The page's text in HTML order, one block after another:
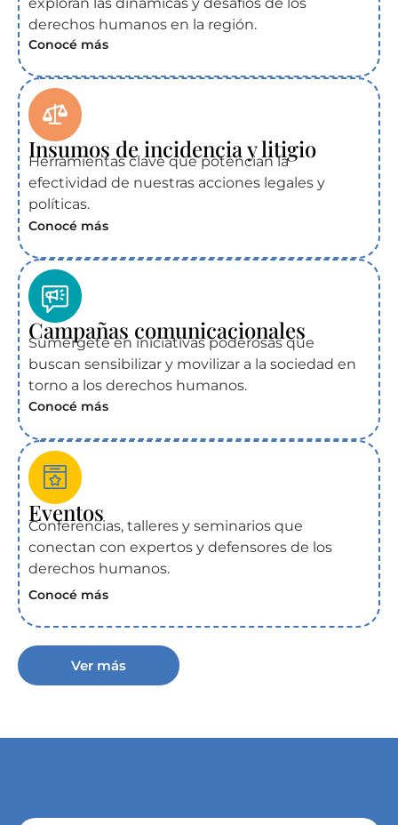
derechos humanos en la región.
Conocé más
Insumos de incidencia y litigio
Herramientas clave que potencian la
efectividad de nuestras acciones legales y
políticas.
Conocé más
Campañas comunicacionales
Sumérgete en iniciativas poderosas que
buscan sensibilizar y movilizar a la sociedad en
torno a los derechos humanos.
Conocé más
Eventos
Conferencias, talleres y seminarios que
conectan con expertos y defensores de los
derechos humanos.
Conocé más
Ver más